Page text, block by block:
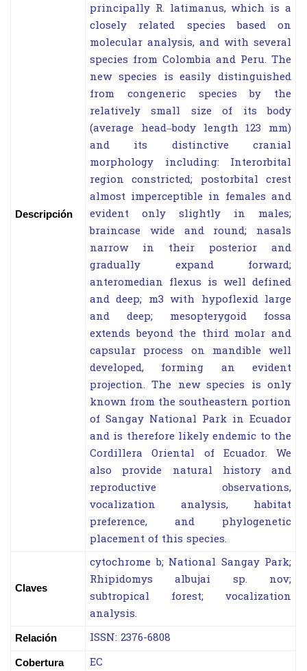
Descripción
principally R. latimanus, which is a
closely related species based on
molecular analysis, and with several
species from Colombia and Peru. The
new species is easily distinguished
from congeneric species by the
relatively small size of its body
(average head–body length 123 mm)
and its distinctive cranial
morphology including: Interorbital
region constricted; postorbital crest
almost imperceptible in females and
evident only slightly in males;
braincase wide and round; nasals
narrow in their posterior and
gradually expand forward;
anteromedian flexus is well defined
and deep; m3 with hypoflexid large
and deep; mesopterygoid fossa
extends beyond the third molar and
capsular process on mandible well
developed, forming an evident
projection. The new species is only
known from the southeastern portion
of Sangay National Park in Ecuador
and is therefore likely endemic to the
Cordillera Oriental of Ecuador. We
also provide natural history and
reproductive observations,
vocalization analysis, habitat
preference, and phylogenetic
placement of this species.
Claves
cytochrome b; National Sangay Park;
Rhipidomys albujai sp. nov;
subtropical forest; vocalization
analysis.
Relación ISSN: 2376-6808
Cobertura EC